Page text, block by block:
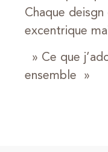
Chaque
excentrique
» Ce que
ensemble »